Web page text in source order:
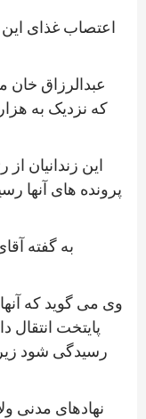
اعتصاب غذای این
عبدالرزاق
که نزدیک به
این زندانیان
پرونده های آنها
به گفته
وی می گوید که
پایتخت انتقال
رسیدگی شود
نهادهای مدنی